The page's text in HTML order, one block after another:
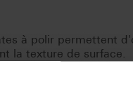
à polir permettent
la texture de surface.
de diamant sont
La surface est ainsi